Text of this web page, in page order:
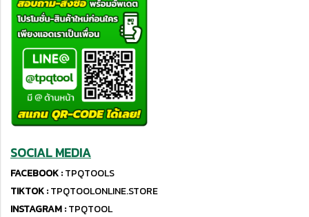
SOCIAL MEDIA
FACEBOOK :TPQTOOLS
TIKTOK :TPQTOOLONLINE.STORE
INSTAGRAM :TPQTOOL